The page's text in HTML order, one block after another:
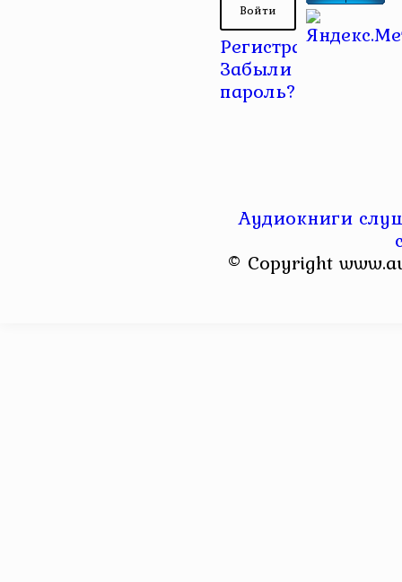
Регистрация |
Забыли
пароль?
Аудиокниги
© Copyright